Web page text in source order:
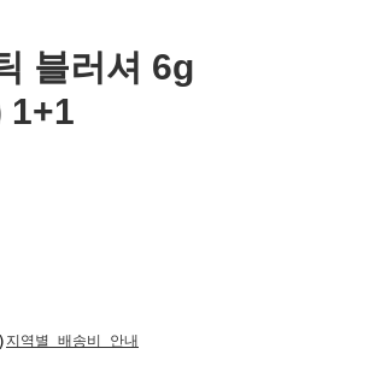
블러셔 6g
1+1
지역별 배송비 안내